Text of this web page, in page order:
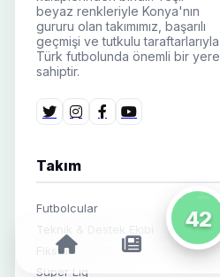
beyaz renkleriyle Konya'nın
gururu olan takımımız, başarılı
geçmişi ve tutkulu taraftarlarıyla
Türk futbolunda önemli bir yere
sahiptir.
Takım
Futbolcular
Teknik & Destek Ekibi
Fikstür
Süper Lig